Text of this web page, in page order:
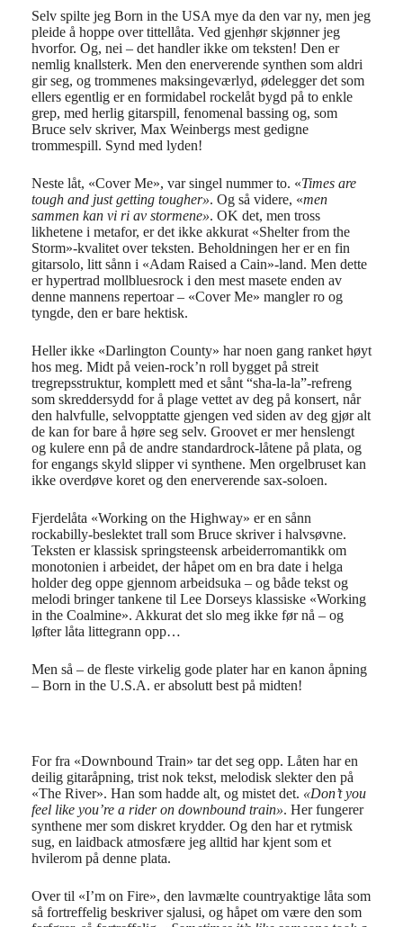
Selv spilte jeg Born in the USA mye da den var ny, men jeg
pleide å hoppe over tittellåta. Ved gjenhør skjønner jeg
hvorfor. Og, nei – det handler ikke om teksten! Den er
nemlig knallsterk. Men den enerverende synthen som aldri
gir seg, og trommenes maksingeværlyd, ødelegger det som
ellers egentlig er en formidabel rockelåt bygd på to enkle
grep, med herlig gitarspill, fenomenal bassing og, som
Bruce selv skriver, Max Weinbergs mest gedigne
trommespill. Synd med lyden!
Neste låt, «Cover Me», var singel nummer to. «Times are
tough and just getting tougher». Og så videre, «men
sammen kan vi ri av stormene». OK det, men tross
likhetene i metafor, er det ikke akkurat «Shelter from the
Storm»-kvalitet over teksten. Beholdningen her er en fin
gitarsolo, litt sånn i «Adam Raised a Cain»-land. Men dette
er hypertrad mollbluesrock i den mest masete enden av
denne mannens repertoar – «Cover Me» mangler ro og
tyngde, den er bare hektisk.
Heller ikke «Darlington County» har noen gang ranket høyt
hos meg. Midt på veien-rock’n roll bygget på streit
tregrepsstruktur, komplett med et sånt “sha-la-la”-refreng
som skreddersydd for å plage vettet av deg på konsert, når
den halvfulle, selvopptatte gjengen ved siden av deg gjør alt
de kan for bare å høre seg selv. Groovet er mer henslengt
og kulere enn på de andre standardrock-låtene på plata, og
for engangs skyld slipper vi synthene. Men orgelbruset kan
ikke overdøve koret og den enerverende sax-soloen.
Fjerdelåta «Working on the Highway» er en sånn
rockabilly-beslektet trall som Bruce skriver i halvsøvne.
Teksten er klassisk springsteensk arbeiderromantikk om
monotonien i arbeidet, der håpet om en bra date i helga
holder deg oppe gjennom arbeidsuka – og både tekst og
melodi bringer tankene til Lee Dorseys klassiske «Working
in the Coalmine». Akkurat det slo meg ikke før nå – og
løfter låta littegrann opp…
Men så – de fleste virkelig gode plater har en kanon åpning
– Born in the U.S.A. er absolutt best på midten!
For fra «Downbound Train» tar det seg opp. Låten har en
deilig gitaråpning, trist nok tekst, melodisk slekter den på
«The River». Han som hadde alt, og mistet det. «Don’t you
feel like you’re a rider on downbound train». Her fungerer
synthene mer som diskret krydder. Og den har et rytmisk
sug, en laidback atmosfære jeg alltid har kjent som et
hvilerom på denne plata.
Over til «I’m on Fire», den lavmælte countryaktige låta som
så fortreffelig beskriver sjalusi, og håpet om være den som